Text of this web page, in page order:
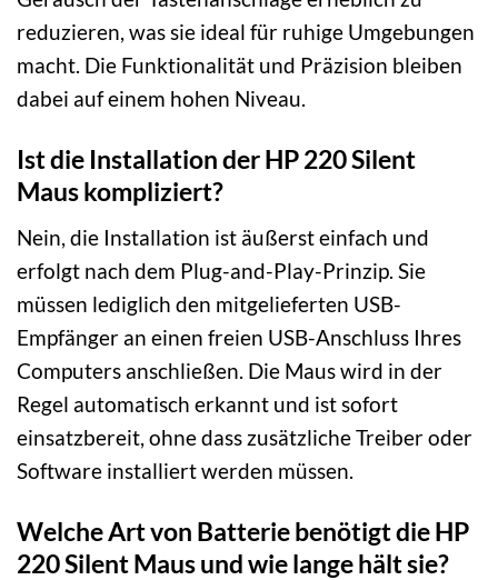
reduzieren, was sie ideal für ruhige Umgebungen
macht. Die Funktionalität und Präzision bleiben
dabei auf einem hohen Niveau.
Ist die Installation der HP 220 Silent
Maus kompliziert?
Nein, die Installation ist äußerst einfach und
erfolgt nach dem Plug-and-Play-Prinzip. Sie
müssen lediglich den mitgelieferten USB-
Empfänger an einen freien USB-Anschluss Ihres
Computers anschließen. Die Maus wird in der
Regel automatisch erkannt und ist sofort
einsatzbereit, ohne dass zusätzliche Treiber oder
Software installiert werden müssen.
Welche Art von Batterie benötigt die HP
220 Silent Maus und wie lange hält sie?